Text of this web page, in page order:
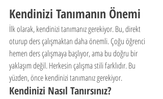
Kendinizi Tanımanın Önemi
İlk olarak, kendinizi tanımanız gerekiyor. Bu, direkt
oturup ders çalışmaktan daha önemli. Çoğu öğrenci
hemen ders çalışmaya başlıyor, ama bu doğru bir
yaklaşım değil. Herkesin çalışma stili farklıdır. Bu
yüzden, önce kendinizi tanımanız gerekiyor.
Kendinizi Nasıl Tanırsınız?